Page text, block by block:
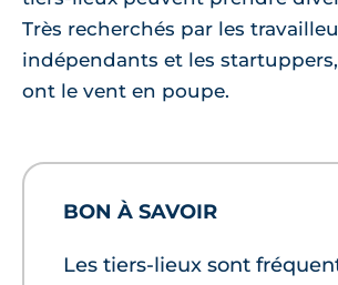
Très recherchés par les
indépendants et les
ont le vent en poupe.
BON À SAVOIR
Les tiers-lieux sont